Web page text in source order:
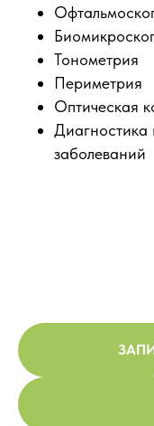
Тонометрия
Периметрия
Оптическая
Диагностика
заболеваний